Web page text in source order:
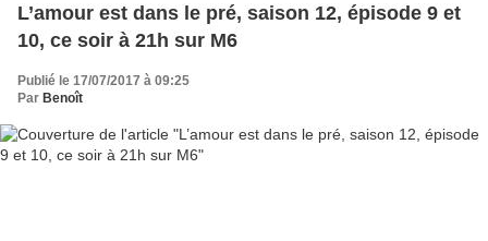
L’amour est dans le pré, saison 12, épisode 9 et
10, ce soir à 21h sur M6
Publié le 17/07/2017 à 09:25
Par Benoît